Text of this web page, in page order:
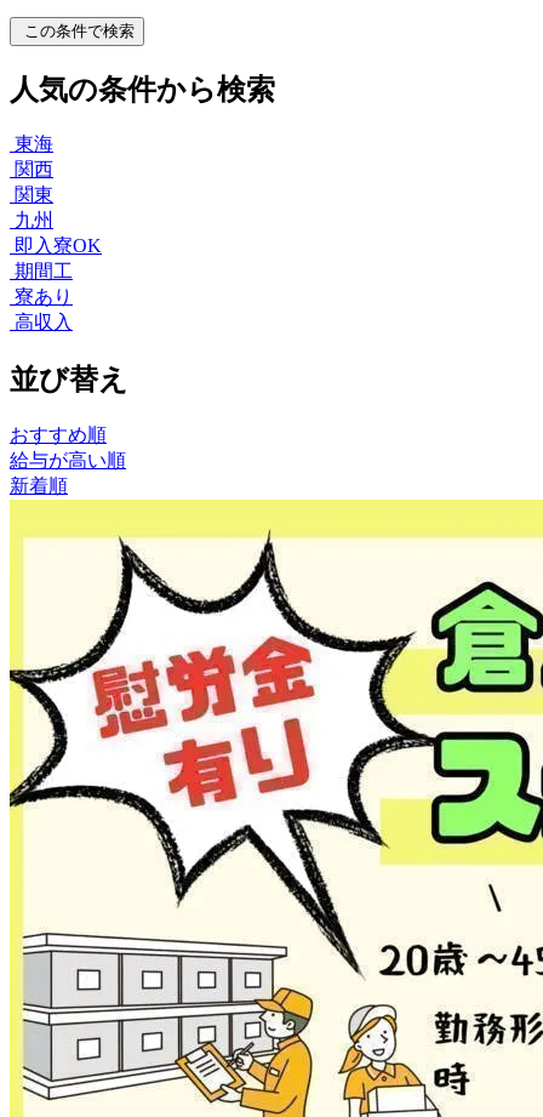
この条件で検索
人気の条件から検索
東海
関西
関東
九州
即入寮OK
期間工
寮あり
高収入
並び替え
おすすめ順
給与が高い順
新着順